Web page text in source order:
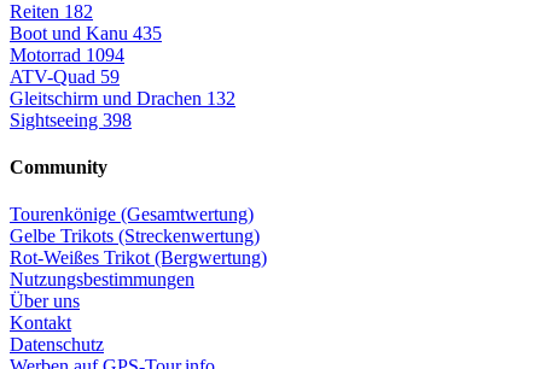
Reiten 182
Boot und Kanu 435
Motorrad 1094
ATV-Quad 59
Gleitschirm und Drachen 132
Sightseeing 398
Community
Tourenkönige (Gesamtwertung)
Gelbe Trikots (Streckenwertung)
Rot-Weißes Trikot (Bergwertung)
Nutzungsbestimmungen
Über uns
Kontakt
Datenschutz